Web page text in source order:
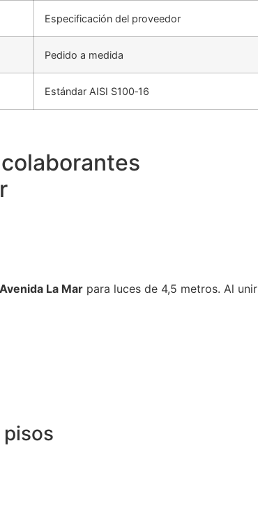
Especificación del proveedor
Pedido a medida
Estándar AISI S100‑16
La Mar para luces de 4,5 metros. Al unir